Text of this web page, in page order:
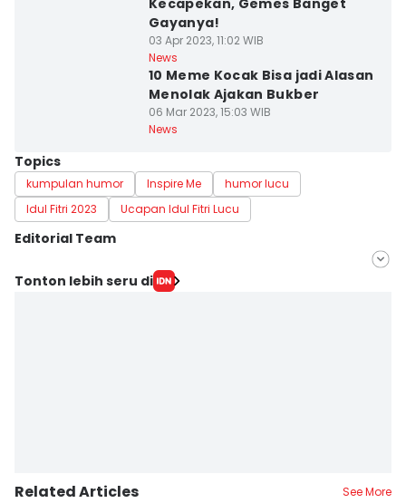
Kecapekan, Gemes Banget
Gayanya!
03 Apr 2023, 11:02 WIB
News
10 Meme Kocak Bisa jadi Alasan
Menolak Ajakan Bukber
06 Mar 2023, 15:03 WIB
News
Topics
kumpulan humor Inspire Me
humor lucu
Idul Fitri 2023
Ucapan Idul Fitri Lucu
Editorial Team
Editor
Tonton lebih seru di
Related Articles See More